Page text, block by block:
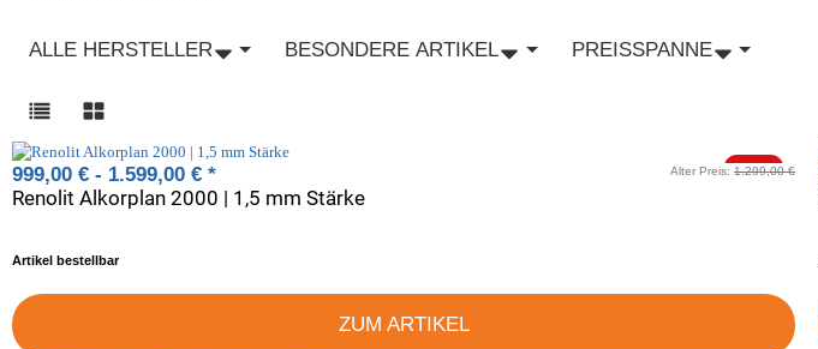
ALLE HERSTELLER BESONDERE ARTIKEL PREISSPANNE
-23%
Renolit Alkorplan 2000 | 1,5 mm Stärke
999,00 € - 1.599,00 € * Alter Preis: 1.299,00 €
Artikel bestellbar
ZUM ARTIKEL